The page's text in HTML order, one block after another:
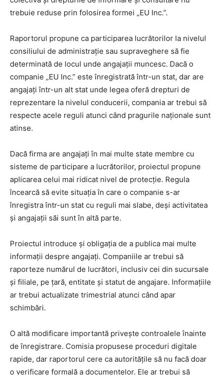
trebuie reduse prin folosirea formei „EU Inc.”.
Raportorul propune ca participarea lucrătorilor la nivelul
consiliului de administrație sau supraveghere să fie
determinată de locul unde angajații muncesc. Dacă o
companie „EU Inc.” este înregistrată într-un stat, dar are
angajați într-un alt stat unde legea oferă drepturi de
reprezentare la nivelul conducerii, compania ar trebui să
respecte acele reguli atunci când pragurile naționale sunt
atinse.
Dacă firma are angajați în mai multe state membre cu
sisteme de participare a lucrătorilor, proiectul propune
aplicarea celui mai ridicat nivel de protecție. Regula
încearcă să evite situația în care o companie s-ar
înregistra într-un stat cu reguli mai slabe, deși activitatea
și angajații săi sunt în altă parte.
Proiectul introduce și obligația de a publica mai multe
informații despre angajați. Companiile ar trebui să
raporteze numărul de lucrători, inclusiv cei din sucursale
și filiale, pe țară, entitate și statut de angajare. Informațiile
ar trebui actualizate trimestrial atunci când apar
schimbări.
O altă modificare importantă privește controalele înainte
de înregistrare. Comisia propusese proceduri digitale
rapide, dar raportorul cere ca autoritățile să nu facă doar
o verificare formală a documentelor. Ele ar trebui să